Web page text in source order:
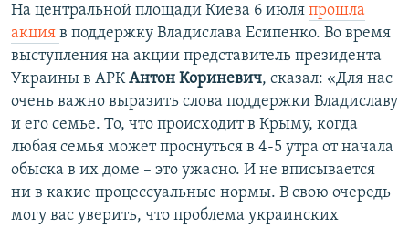
На центральной площади Киева 6 июля прошла
акция в поддержку Владислава Есипенко. Во время
выступления на акции представитель президента
Украины в АРКАнтон Кориневич, сказал: «Для нас
очень важно выразить слова поддержки Владиславу
и его семье. То, что происходит в Крыму, когда
любая семья может проснуться в 4-5 утра от начала
обыска в их доме – это ужасно. И не вписывается
ни в какие процессуальные нормы. В свою очередь
могу вас уверить, что проблема украинских